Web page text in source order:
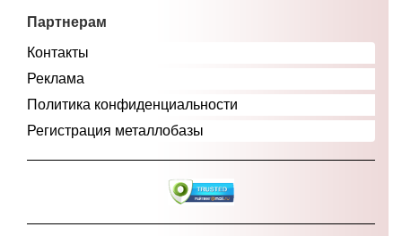
Партнерам
Контакты
Реклама
Политика конфиденциальности
Регистрация металлобазы